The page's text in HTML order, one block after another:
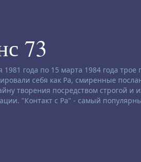
73
об отказе от ответственности:
1981 года по 15 марта 1984 года
себя как Ра, смиренные
творения посредством строгой
"Контакт с Ра" - самый